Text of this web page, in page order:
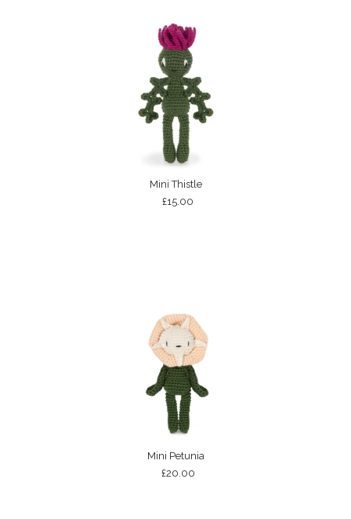
Mini Thistle
£15.00
Mini Petunia
£20.00